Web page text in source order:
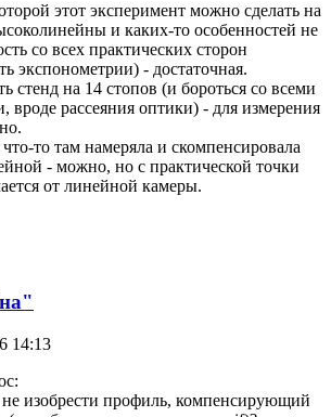
этот эксперимент можно сделать на
и каких-то особенностей не
со всех практических сторон
экспонометрии) - достаточная.
стенд на 14 стопов (и бороться со всеми
вроде рассеяния оптики) - для измерения
то там намеряла и скомпенсировала
- можно, но с практической точки
от линейной камеры.
14:13
не изобрести профиль, компенсирующий